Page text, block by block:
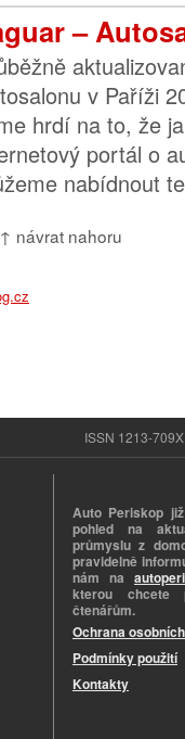
–
v Paříži
hrdí na to, že
portál o
nabídnout
↑ návrat nahoru
ISSN 1213-
Auto Periskop
pohled na
průmyslu z
pravidelně
nám na
kterou chcete
čtenářům.
Ochrana
Podmínky použití
Kontakty